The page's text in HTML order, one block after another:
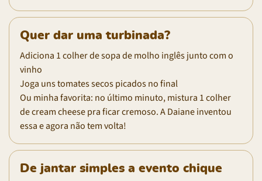
Quer dar uma turbinada?
Adiciona 1 colher de sopa de molho inglês junto com o
vinho
Joga uns tomates secos picados no final
Ou minha favorita: no último minuto, mistura 1 colher
de cream cheese pra ficar cremoso. A Daiane inventou
essa e agora não tem volta!
De jantar simples a evento chique